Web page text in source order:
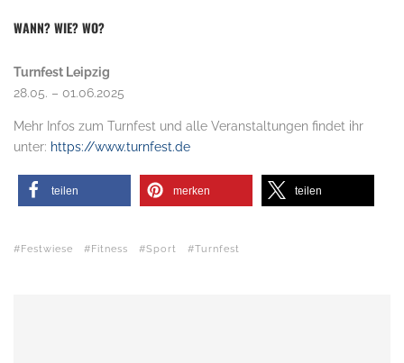
WANN? WIE? WO?
Turnfest Leipzig
28.05. – 01.06.2025
Mehr Infos zum Turnfest und alle Veranstaltungen findet ihr
unter: https://www.turnfest.de
teilen merken teilen
Festwiese Fitness Sport Turnfest